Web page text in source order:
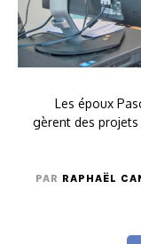
Les époux
gèrent des
PAR RAPHAËL